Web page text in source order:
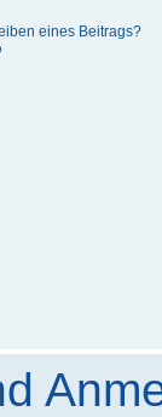
eines Beitrags?